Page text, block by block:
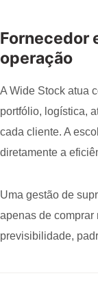
Fornecedor
operação
A Wide Stock atua
portfólio, logística,
cada cliente. A
diretamente a
Uma gestão de
apenas de comprar
previsibilidade,